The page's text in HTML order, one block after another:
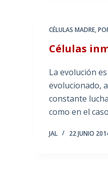
CÉLULAS MADRE,
Células
La evolución
evolucionado,
constante
como en el
JAL 22 JUNIO